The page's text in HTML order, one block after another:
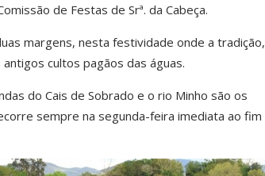
de Festas de Srª. da Cabeça.
margens, nesta festividade onde a tradição,
cultos pagãos das águas.
do Cais de Sobrado e o rio Minho são os
sempre na segunda-feira imediata ao fim